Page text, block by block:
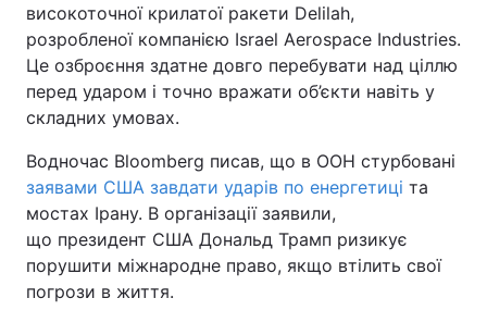
високоточної крилатої ракети Delilah,
розробленої компанією Israel Aerospace Industries.
Це озброєння здатне довго перебувати над ціллю
перед ударом і точно вражати об’єкти навіть у
складних умовах.
Водночас Bloomberg писав, що в ООН стурбовані
заявами США завдати ударів по енергетиці та
мостах Ірану. В організації заявили,
що президент США Дональд Трамп ризикує
порушити міжнародне право, якщо втілить свої
погрози в життя.